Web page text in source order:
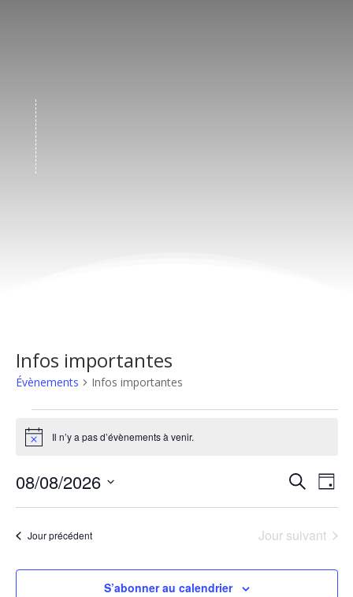
Infos importantes
Évènements Infos importantes
Évènements
for
8
août
Notice Il n’y a pas d’évènements à venir.
et
Recherche
de
Jour
08/08/2026
Sélectionnez
Jour précédent Jour suivant
S’abonner au calendrier